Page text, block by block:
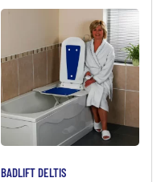
BADLIFT DELTIS